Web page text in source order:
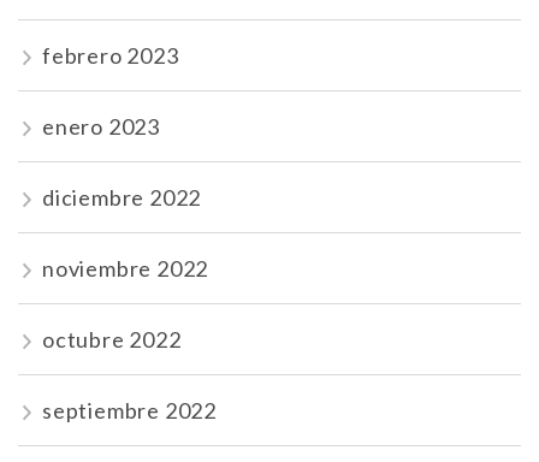
febrero 2023
enero 2023
diciembre 2022
noviembre 2022
octubre 2022
septiembre 2022